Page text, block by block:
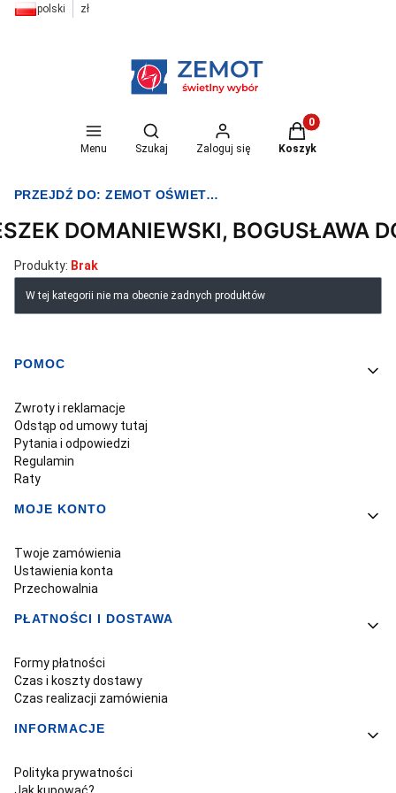
polski zł
Menu
Otwórz wyszukiwarkę
Szukaj Zaloguj się
Produkty w
Koszyk
PRZEJDŹ DO:ZEMOT OŚWIETLENIE I ELEKTRYKA
DOMANIEWSKI, BOGUSŁAWA
Produkty: Brak
Lista produktów
W tej kategorii nie ma obecnie żadnych produktów
Linki w stopce
POMOC
Zwroty i reklamacje
Odstąp od umowy tutaj
Pytania i odpowiedzi
Regulamin
Raty
MOJE KONTO
Twoje zamówienia
Ustawienia konta
Przechowalnia
PŁATNOŚCI I DOSTAWA
Formy płatności
Czas i koszty dostawy
Czas realizacji zamówienia
INFORMACJE
Polityka prywatności